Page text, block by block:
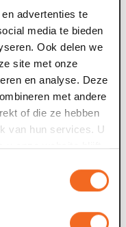
advertenties te
media te bieden
Ook delen we
site met onze
en analyse. Deze
met andere
of die ze hebben
van hun services. U
u onze website blijft